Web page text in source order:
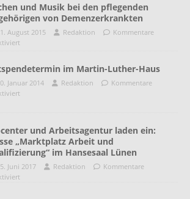
und Musik bei den pflegenden
von Demenzerkrankten
August 2015 Redaktion
Kommentare
im Martin-Luther-Haus
Januar 2014 Redaktion
Kommentare
und Arbeitsagentur laden ein:
„Marktplatz Arbeit und
im Hansesaal Lünen
Juni 2017 Redaktion
Kommentare